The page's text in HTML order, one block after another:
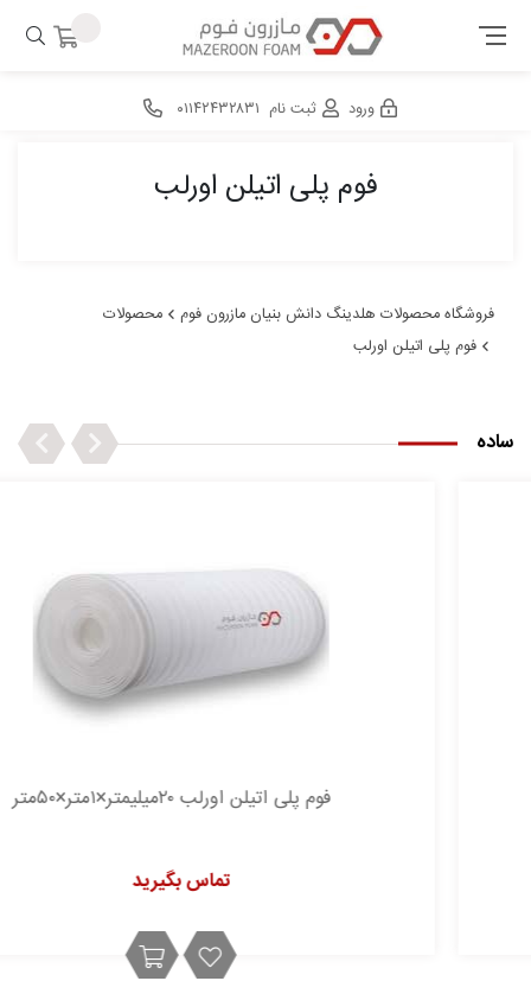
ورود ثبت نام ۰۱۱۴۲۴۳۲۸۳۱
فوم پلی اتیلن اورلب
فروشگاه محصولات هلدینگ دانش بنیان مازرون فوم
محصولات
فوم پلی اتیلن اورلب
ساده Previous
فوم پلی اتیلن اورلب ۲۰میلیمتر×۱متر×۵۰متر
تماس بگیرید
Next